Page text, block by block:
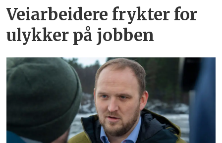
Veiarbeidere frykter for
ulykker på jobben